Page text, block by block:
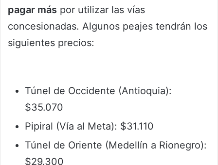
pagar más por utilizar las vías
concesionadas. Algunos peajes tendrán los
siguientes precios:
Túnel de Occidente (Antioquia):
$35.070
Pipiral (Vía al Meta): $31.110
Túnel de Oriente (Medellín a Rionegro):
$29.300